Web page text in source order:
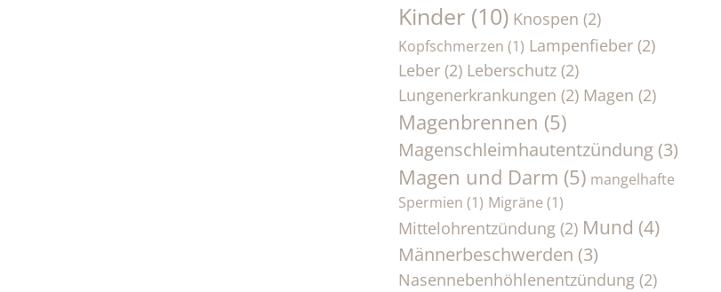
Kinder(10) Knospen (2)
Kopfschmerzen (1) Lampenfieber(2)
Leber(2) Leberschutz(2)
Lungenerkrankungen (2) Magen (2)
Magenbrennen (5)
Magenschleimhautentzündung(3)
Magen und Darm (5) mangelhafte
Spermien (1) Migräne (1)
Mittelohrentzündung(2) Mund (4)
Männerbeschwerden (3)
Nasennebenhöhlenentzündung(2)